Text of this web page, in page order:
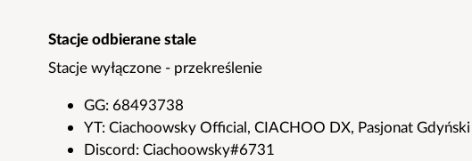
List
details
Stacje odbierane stale
Stacje wyłączone - przekreślenie
GG: 68493738
YT: Ciachoowsky Official, CIACHOO DX, Pasjonat Gdyński
Discord: Ciachoowsky#6731